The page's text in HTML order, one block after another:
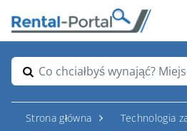
Co chciałbyś wynająć?
Strona główna Technologia